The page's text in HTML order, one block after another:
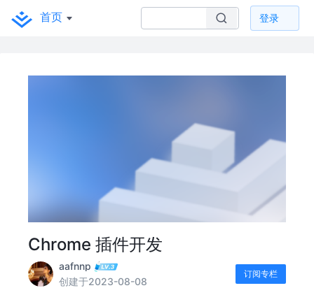
首页 登录
Chrome 插件开发
aafnnp
创建于2023-08-08
订阅专栏